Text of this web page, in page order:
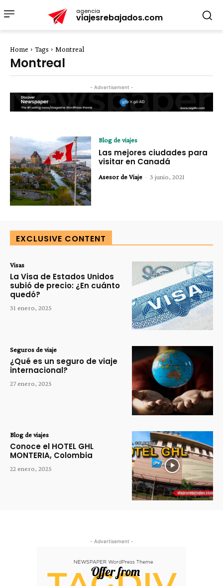
agencia
viajesrebajados.com
Home Tags Montreal
Montreal
- Advertisement -
Blog de viajes
Las mejores ciudades para
visitar en Canadá
Asesor de Viaje - 3 junio, 2021
EXCLUSIVE CONTENT
Visas
La Visa de Estados Unidos
subió de precio: ¿En cuánto
quedó?
31 enero, 2025
Seguros de viaje
¿Qué es un seguro de viaje
internacional?
27 enero, 2025
Blog de viajes
Conoce el HOTEL GHL
MONTERIA, Colombia
22 enero, 2025
- Advertisement -